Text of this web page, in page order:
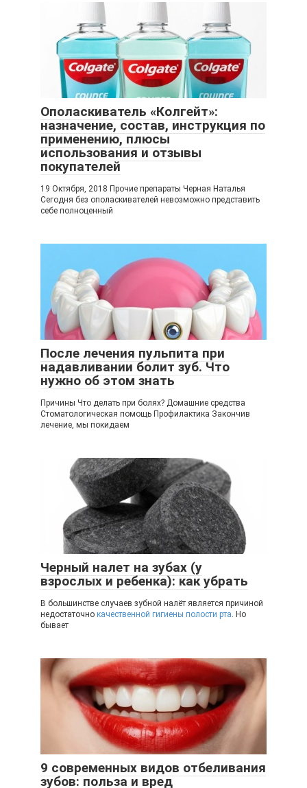
Ополаскиватель «Колгейт»:
назначение, состав, инструкция по
применению, плюсы
использования и отзывы
покупателей
19 Октября, 2018 Прочие препараты Черная Наталья
Сегодня без ополаскивателей невозможно представить
себе полноценный
После лечения пульпита при
надавливании болит зуб. Что
нужно об этом знать
Причины Что делать при болях? Домашние средства
Стоматологическая помощь Профилактика Закончив
лечение, мы покидаем
Черный налет на зубах (у
взрослых и ребенка): как убрать
В большинстве случаев зубной налёт является причиной
недостаточно качественной гигиены полости рта. Но
бывает
9 современных видов отбеливания
зубов: польза и вред